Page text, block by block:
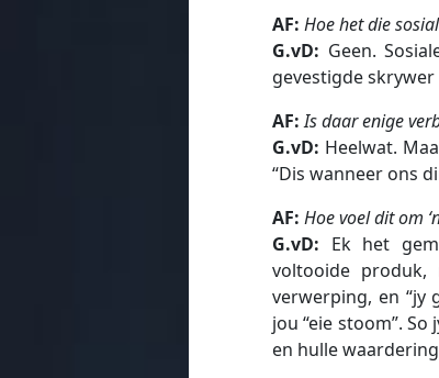
AF: Hoe het die
G.vD: Geen.
gevestigde skrywer
AF: Is daar enige
G.vD: Heelwat.
“Dis wanneer ons
AF: Hoe voel dit om
G.vD: Ek het
voltooide
verwerping, en “jy
jou “eie stoom”.
en hulle